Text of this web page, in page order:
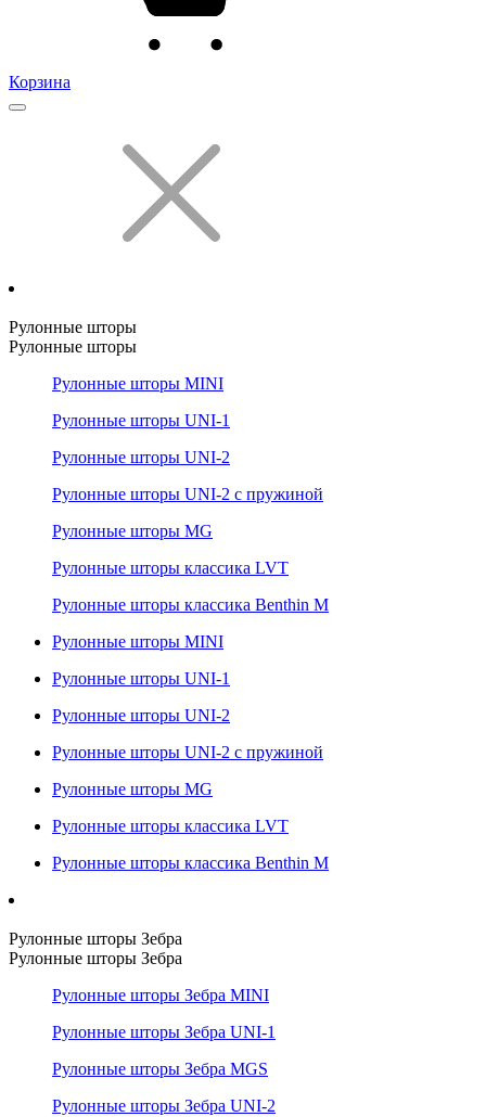
Корзина
Рулонные шторы
Рулонные шторы
Рулонные шторы MINI
Рулонные шторы UNI-1
Рулонные шторы UNI-2
Рулонные шторы UNI-2 с пружиной
Рулонные шторы MG
Рулонные шторы классика LVT
Рулонные шторы классика Benthin M
Рулонные шторы MINI
Рулонные шторы UNI-1
Рулонные шторы UNI-2
Рулонные шторы UNI-2 с пружиной
Рулонные шторы MG
Рулонные шторы классика LVT
Рулонные шторы классика Benthin M
Рулонные шторы Зебра
Рулонные шторы Зебра
Рулонные шторы Зебра MINI
Рулонные шторы Зебра UNI-1
Рулонные шторы Зебра MGS
Рулонные шторы Зебра UNI-2